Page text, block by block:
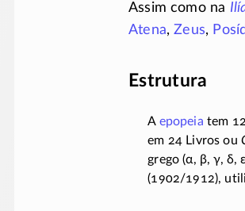
Assim como na
Atena,Zeus,
Estrutura
A epopeia tem
em 24 Livros ou
grego (α, β, γ, δ,
(1902/1912),